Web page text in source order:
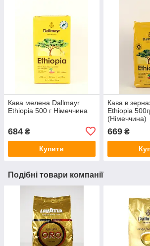
Кава мелена Dallmayr
Ethiopia 500 г Німеччина
684 ₴
Купити
Кава в
Ethiopia
(Німеччина)
669₴
Подібні товари компанії